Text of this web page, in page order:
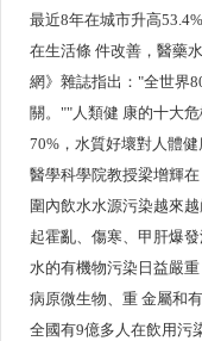
最近8年在城市升高
在生活條 件改善，醫藥
網》雜誌指出："全世界
關。""人類健 康的十大
70%，水質好壞對人體
醫學科學院教授梁增輝
圍內飲水水源污染越來
起霍亂、傷寒、甲肝爆
水的有機物污染日益嚴
病原微生物、重 金屬和
全國有9億多人在飲用污